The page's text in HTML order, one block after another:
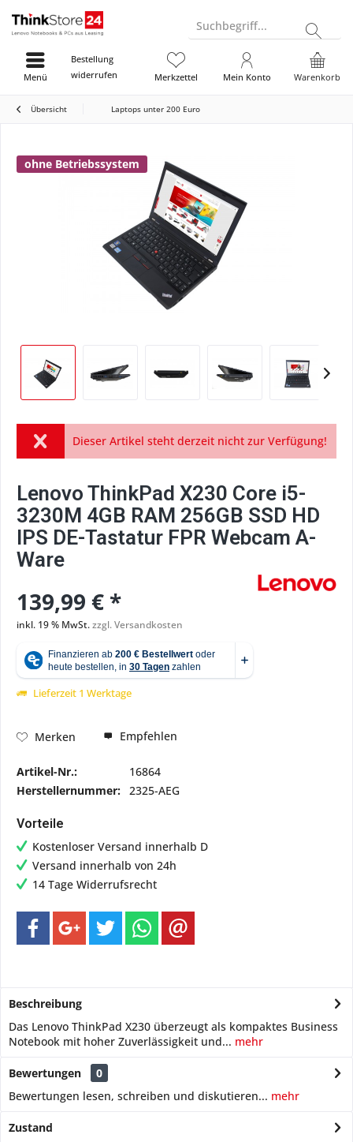
Suchbegriff...
Bestellung
widerrufen
Warenkorb
Merkzettel Mein Konto
Menü
Übersicht Laptops unter 200 Euro
ohne Betriebssystem
Dieser Artikel steht derzeit nicht zur Verfügung!
Lenovo ThinkPad X230 Core i5-
3230M 4GB RAM 256GB SSD HD
IPS DE-Tastatur FPR Webcam A-
Ware
139,99 € *
inkl. 19 % MwSt.zzgl. Versandkosten
Lieferzeit 1 Werktage
Merken Empfehlen
Artikel-Nr.:
16864
Herstellernummer: 2325-AEG
Vorteile
Kostenloser Versand innerhalb D
Versand innerhalb von 24h
14 Tage Widerrufsrecht
Beschreibung
Das Lenovo ThinkPad X230 überzeugt als kompaktes Business
Notebook mit hoher Zuverlässigkeit und... mehr
Bewertungen
0
Bewertungen lesen, schreiben und diskutieren... mehr
Zustand